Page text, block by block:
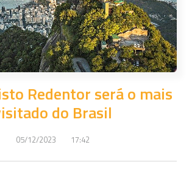
Redentor será o mais
do Brasil
05/12/2023 17:42